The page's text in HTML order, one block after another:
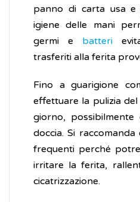
panno di carta usa
igiene delle mani
germi e batteri
trasferiti alla ferita
Fino a guarigione
effettuare la pulizia
giorno,
doccia. Si
frequenti perché
irritare la ferita,
cicatrizzazione.